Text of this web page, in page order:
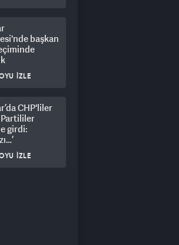
başkan
İZLE
CHP'liler
Partililer
girdi:
İZLE